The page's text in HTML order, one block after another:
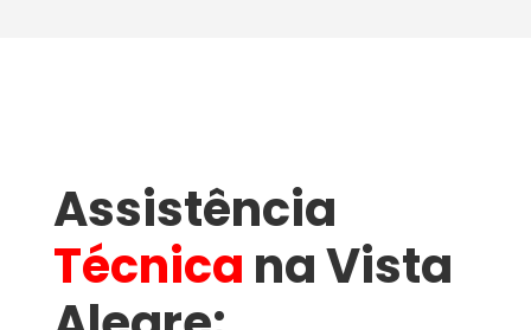
Assistência
Técnica na Vista